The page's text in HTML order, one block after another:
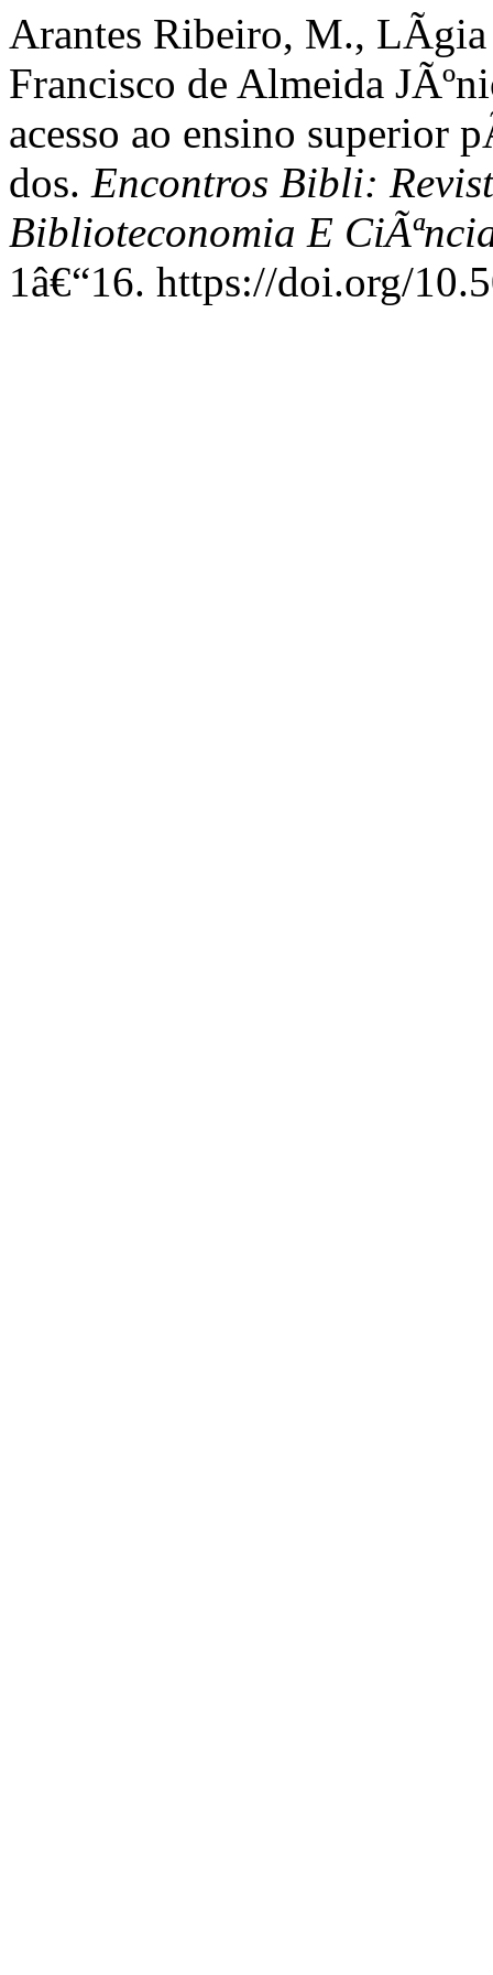
Arantes Ribeiro, M.,
Francisco de Almeida
acesso ao ensino superior
dos. Encontros Bibli:
Biblioteconomia E
1â€“16. https://doi.org/